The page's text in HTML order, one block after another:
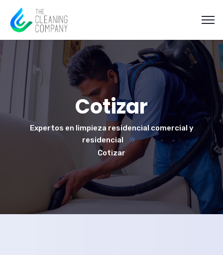
Cotizar
Expertos en limpieza residencial comercial y
residencial
Cotizar